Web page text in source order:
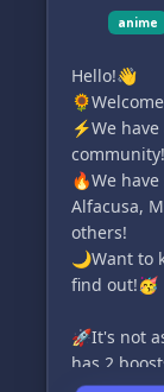
anime
Hello!👋
⚡️We
community!
🔥We
Alfacusa,
others!
🌙Want to
find out!🥳
🚀It's not
has 2